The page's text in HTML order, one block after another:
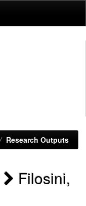
Research Outputs
Filosini,